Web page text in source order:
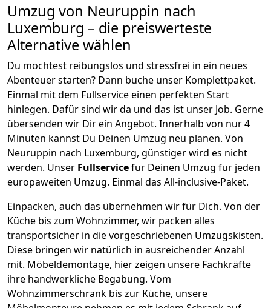
Umzug von Neuruppin nach
Luxemburg – die preiswerteste
Alternative wählen
Du möchtest reibungslos und stressfrei in ein neues
Abenteuer starten? Dann buche unser Komplettpaket.
Einmal mit dem Fullservice einen perfekten Start
hinlegen. Dafür sind wir da und das ist unser Job. Gerne
übersenden wir Dir ein Angebot. Innerhalb von nur4
Minuten kannst Du Deinen Umzug neu planen. Von
Neuruppin nach Luxemburg, günstiger wird es nicht
werden. Unser Fullservicefür Deinen Umzug für jeden
europaweiten Umzug. Einmal das All-inclusive-Paket.
Einpacken, auch das übernehmen wir für Dich. Von der
Küche bis zum Wohnzimmer, wir packen alles
transportsicher in die vorgeschriebenen Umzugskisten.
Diese bringen wir natürlich in ausreichender Anzahl
mit. Möbeldemontage, hier zeigen unsere Fachkräfte
ihre handwerkliche Begabung. Vom
Wohnzimmerschrank bis zur Küche, unsere